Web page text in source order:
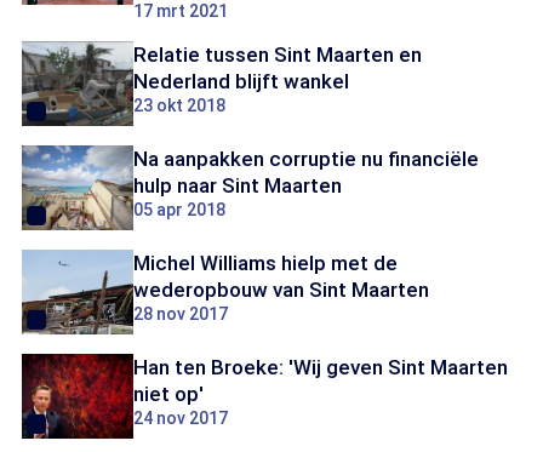
17 mrt 2021
Relatie tussen Sint Maarten en
Nederland blijft wankel
23 okt 2018
Na aanpakken corruptie nu financiële
hulp naar Sint Maarten
05 apr 2018
Michel Williams hielp met de
wederopbouw van Sint Maarten
28 nov 2017
Han ten Broeke: 'Wij geven Sint Maarten
niet op'
24 nov 2017